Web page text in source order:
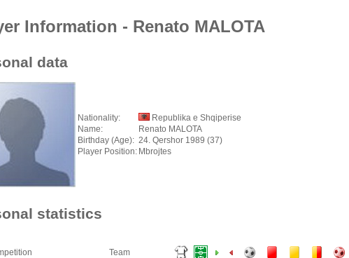
Information - Renato MALOTA
data
Nationality:
Republika e Shqiperise
Name:
Renato MALOTA
Birthday (Age): 24. Qershor 1989 (37)
Player Position: Mbrojtes
statistics
Team